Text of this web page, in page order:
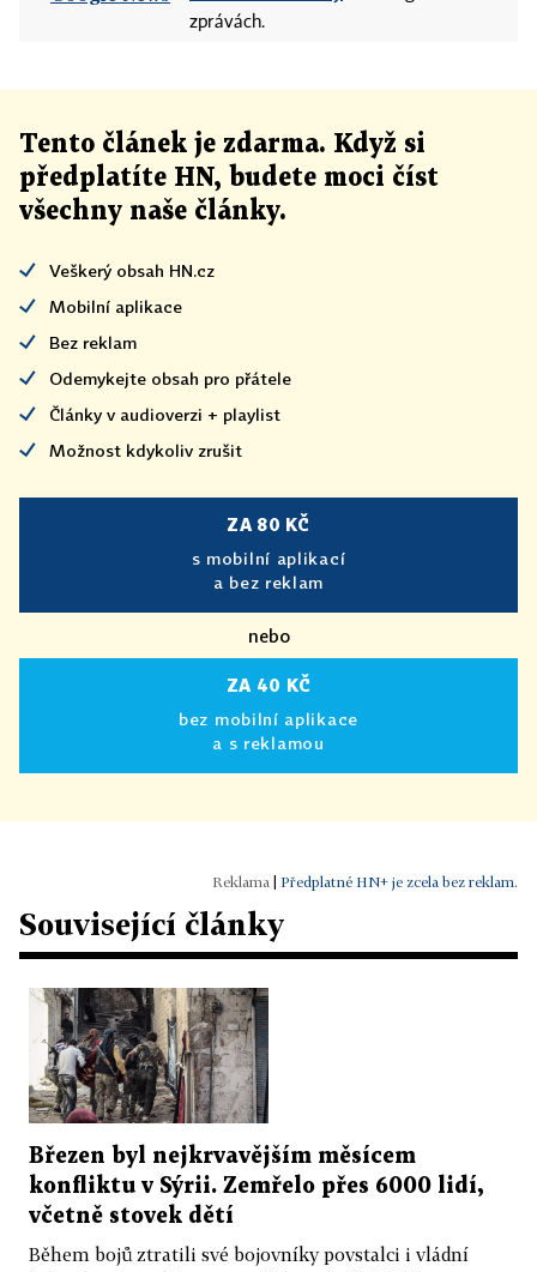
zprávách.
Tento článek je zdarma. Když si
předplatíte HN, budete moci číst
všechny naše články.
Veškerý obsah HN.cz
Mobilní aplikace
Bez reklam
Odemykejte obsah pro přátele
Články v audioverzi + playlist
Možnost kdykoliv zrušit
ZA 80 KČ
s mobilní aplikací
a bez reklam
nebo
ZA 40 KČ
bez mobilní aplikace
a s reklamou
Předplatné HN+ je zcela bez reklam.
Související články
Březen byl nejkrvavějším měsícem
konfliktu v Sýrii. Zemřelo přes 6000 lidí,
včetně stovek dětí
Během bojů ztratili své bojovníky povstalci i vládní